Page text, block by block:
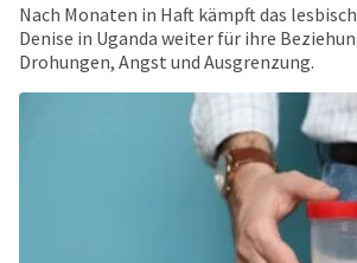
Nach Monaten in Haft kämpft das
Denise in Uganda weiter für ihre
Drohungen, Angst und Ausgrenzung.